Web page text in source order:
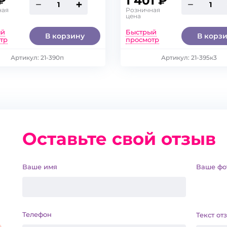
116 122
134 140
В корзину
Артикул: 21-390п
92
110 116 122
134 140
Розничная
цена
Быстрый
просмотр
В
Артикул: 21-395к3
Оставьте свой отзыв
Ваше имя
Телефон
Ваше
Текст